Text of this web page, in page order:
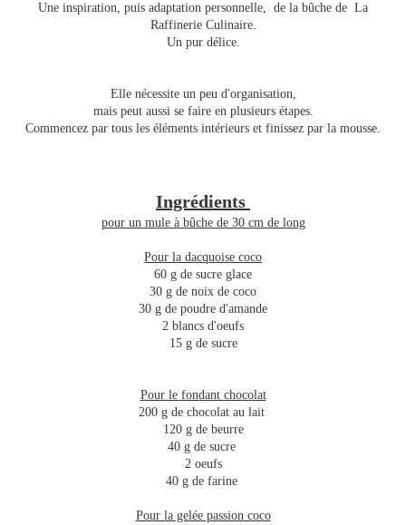
Une inspiration, puis adaptation personnelle, de la bûche de La
Raffinerie Culinaire.
Un pur délice.
Elle nécessite un peu d'organisation,
mais peut aussi se faire en plusieurs étapes.
Commencez par tous les éléments intérieurs et finissez par la mousse.
Ingrédients
pour un mule à bûche de 30 cm de long
Pour la dacquoise coco
60 g de sucre glace
30 g de noix de coco
30 g de poudre d'amande
2 blancs d'oeufs
15 g de sucre
Pour le fondant chocolat
200 g de chocolat au lait
120 g de beurre
40 g de sucre
2 oeufs
40 g de farine
Pour la gelée passion coco